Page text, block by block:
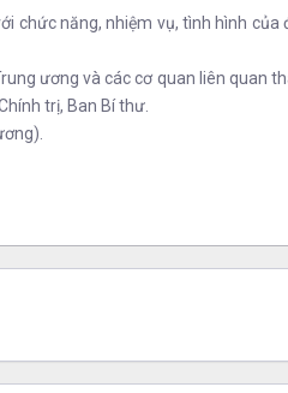
năng, nhiệm vụ, tình hình của
ương và các cơ quan liên quan
trị, Ban Bí thư.